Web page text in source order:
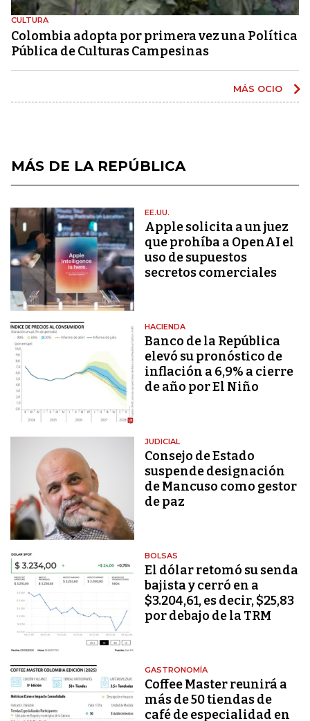
CULTURA
Colombia adopta por primera vez una Política
Pública de Culturas Campesinas
MÁS OCIO
MÁS DE LA REPÚBLICA
EE.UU.
Apple solicita a un juez
que prohíba a OpenAI el
uso de supuestos
secretos comerciales
HACIENDA
Banco de la República
elevó su pronóstico de
inflación a 6,9% a cierre
de año por El Niño
JUDICIAL
Consejo de Estado
suspende designación
de Mancuso como gestor
de paz
BOLSAS
El dólar retomó su senda
bajista y cerró en a
$3.204,61, es decir, $25,83
por debajo de la TRM
GASTRONOMÍA
Coffee Master reunirá a
más de 50 tiendas de
café de especialidad en